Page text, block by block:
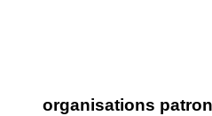
organisations